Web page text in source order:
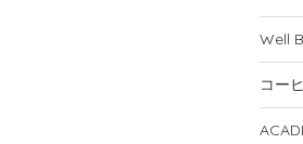
Well
コー